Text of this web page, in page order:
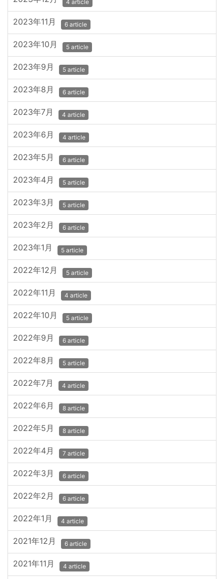
4 article
2023年11月 6 article
2023年10月 5 article
2023年9月 5 article
2023年8月 6 article
2023年7月 4 article
2023年6月 4 article
2023年5月 6 article
2023年4月 5 article
2023年3月 5 article
2023年2月 6 article
2023年1月 5 article
2022年12月 5 article
2022年11月 4 article
2022年10月 5 article
2022年9月 6 article
2022年8月 5 article
2022年7月 4 article
2022年6月 8 article
2022年5月 8 article
2022年4月 7 article
2022年3月 6 article
2022年2月 6 article
2022年1月 4 article
2021年12月 6 article
2021年11月 4 article